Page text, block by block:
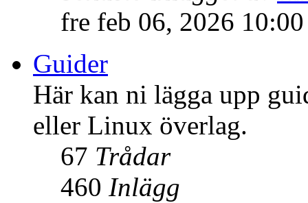
fre feb 06, 2026
Guider
Här kan ni lägga upp
eller Linux överlag.
67 Trådar
460 Inlägg